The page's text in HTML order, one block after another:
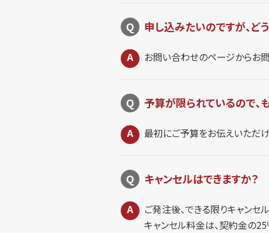
申し込みたいのですが、ど
お問い合わせのページからお問
予算が限られているので、
最初にご予算をお伝えいただ
キャンセルはできますか？
ご発注後、できる限りキャン
キャンセル料金は、契約金の